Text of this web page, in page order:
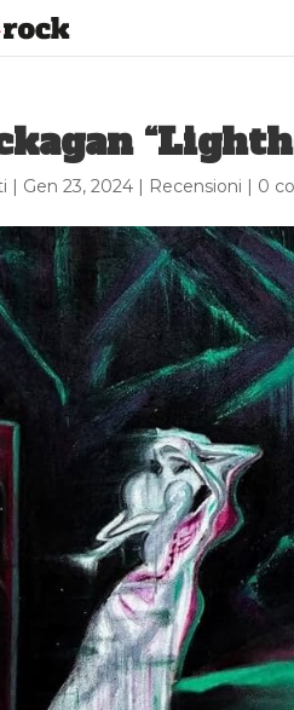
| Gen 23, 2024| Recensioni | 0